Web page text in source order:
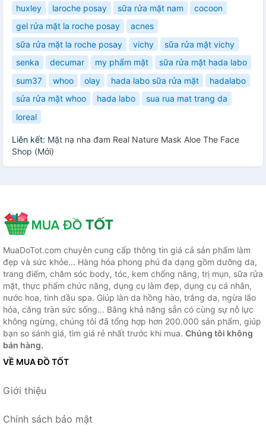
huxley
laroche posay sữa rửa mặt nam
cocoon
gel rửa mặt la roche posay
acnes
sữa rửa mặt la roche posay
vichy
sữa rửa mặt vichy
senka
decumar my phẩm mặt
sữa rửa mặt hada labo
sum37
whoo olay hada labo sữa rửa mặt
hadalabo
sửa rửa mặt whoo
hada labo
sua rua mat trang da
loreal
Liên kết: Mặt nạ nha đam Real Nature Mask Aloe The Face
Shop (Mới)
MuaDoTot.com chuyên cung cấp thông tin giá cả sản phẩm làm
đẹp và sức khỏe... Hàng hóa phong phú đa dạng gồm dưỡng da,
trang điểm, chăm sóc body, tóc, kem chống nắng, trị mụn, sữa rửa
mặt, thực phẩm chức năng, dụng cụ làm đẹp, dụng cụ cá nhân,
nước hoa, tinh dầu spa. Giúp làn da hồng hào, trắng da, ngừa lão
hóa, căng tràn sức sống... Bằng khả năng sẵn có cùng sự nỗ lực
không ngừng, chúng tôi đã tổng hợp hơn 200.000 sản phẩm, giúp
bạn so sánh giá, tìm giá rẻ nhất trước khi mua. Chúng tôi không
bán hàng.
VỀ MUA ĐỒ TỐT
Giới thiệu
Chính sách bảo mật